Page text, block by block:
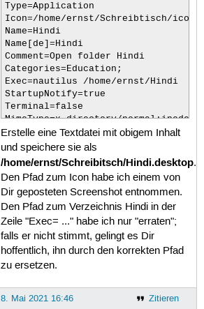
Type=Application
Icon=/home/ernst/Schreibtisch/ico/
Name=Hindi
Name[de]=Hindi
Comment=Open folder Hindi
Categories=Education;
Exec=nautilus /home/ernst/Hindi
StartupNotify=true
Terminal=false
MimeType=x-directory/normal;inode/
Erstelle eine Textdatei mit obigem Inhalt
und speichere sie als
/home/ernst/Schreibitsch/Hindi.desktop.
Den Pfad zum Icon habe ich einem von
Dir geposteten Screenshot entnommen.
Den Pfad zum Verzeichnis Hindi in der
Zeile "Exec= ..." habe ich nur "erraten";
falls er nicht stimmt, gelingt es Dir
hoffentlich, ihn durch den korrekten Pfad
zu ersetzen.
Zitieren
8. Mai 2021 16:46